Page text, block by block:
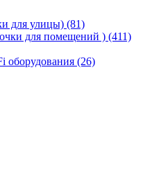
для улицы) (81)
для помещений ) (411)
оборудования (26)